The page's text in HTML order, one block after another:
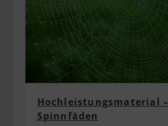
Hochleistungsmaterial –
Spinnfäden